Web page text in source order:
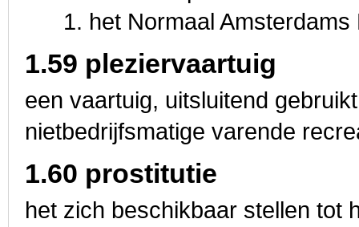
het Normaal Amsterdams
1.59 pleziervaartuig
een vaartuig, uitsluitend
nietbedrijfsmatige varende
1.60 prostitutie
het zich beschikbaar stellen tot